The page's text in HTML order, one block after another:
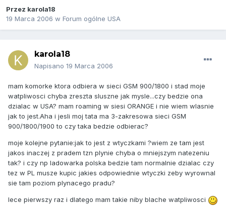
Przez karola18
19 Marca 2006 w Forum ogólne USA
karola18
Napisano 19 Marca 2006
mam komorke ktora odbiera w sieci GSM 900/1800 i stad moje
watpliwosci chyba zreszta sluszne jak mysle...czy bedzie ona
dzialac w USA? mam roaming w siesi ORANGE i nie wiem wlasnie
jak to jest.Aha i jesli moj tata ma 3-zakresowa sieci GSM
900/1800/1900 to czy taka bedzie odbierac?
moje kolejne pytanie:jak to jest z wtyczkami ?wiem ze tam jest
jakos inaczej z pradem tzn plynie chyba o mniejszym natezeniu
tak? i czy np ladowarka polska bedzie tam normalnie dzialac czy
tez w PL musze kupic jakies odpowiednie wtyczki zeby wyrownal
sie tam poziom plynacego pradu?
lece pierwszy raz i dlatego mam takie niby blache watpliwosci